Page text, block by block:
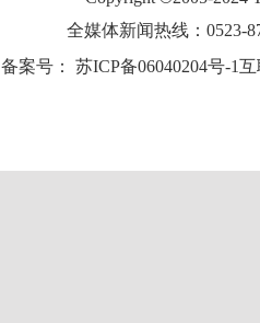
全媒体新闻热线：0523-
备案号： 苏ICP备06040204号-1互